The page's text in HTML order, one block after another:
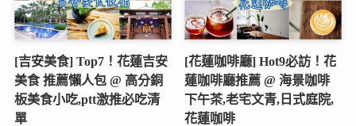
[吉安美食] Top7！花蓮吉安
美食 推薦懶人包 @ 高分銅
板美食小吃,ptt激推必吃清
單
[花蓮咖啡廳] Hot9必訪！花
蓮咖啡廳推薦 @ 海景咖啡
下午茶,老宅文青,日式庭院,
花蓮咖啡